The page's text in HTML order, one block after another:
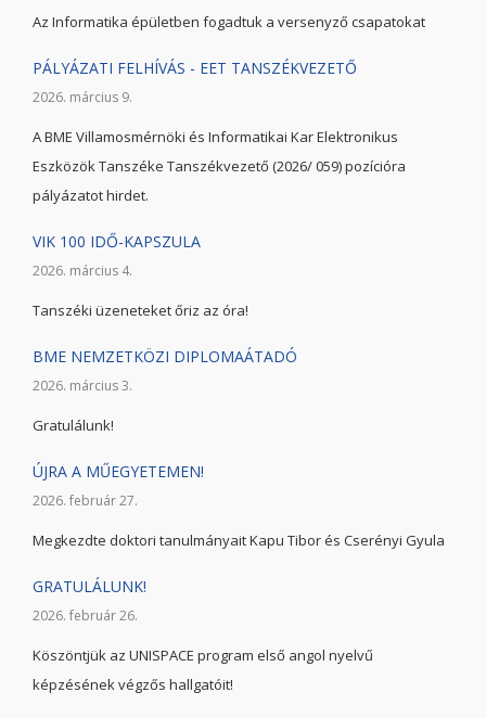
Az Informatika épületben fogadtuk a versenyző csapatokat
PÁLYÁZATI FELHÍVÁS - EET TANSZÉKVEZETŐ
2026. március 9.
A BME Villamosmérnöki és Informatikai Kar Elektronikus
Eszközök Tanszéke Tanszékvezető (2026/ 059) pozícióra
pályázatot hirdet.
VIK 100 IDŐ-KAPSZULA
2026. március 4.
Tanszéki üzeneteket őriz az óra!
BME NEMZETKÖZI DIPLOMAÁTADÓ
2026. március 3.
Gratulálunk!
ÚJRA A MŰEGYETEMEN!
2026. február 27.
Megkezdte doktori tanulmányait Kapu Tibor és Cserényi Gyula
GRATULÁLUNK!
2026. február 26.
Köszöntjük az UNISPACE program első angol nyelvű
képzésének végzős hallgatóit!